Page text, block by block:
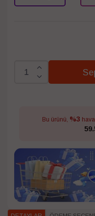
Bu ürünü, %3